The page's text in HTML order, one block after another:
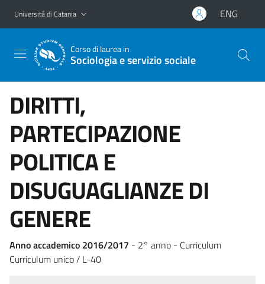
Vai al contenuto principale
Vai al menu di navigazione
Università di Catania ENG
Corso di laurea in
Sociologia e servizio sociale
DIRITTI,
PARTECIPAZIONE
POLITICA E
DISUGUAGLIANZE DI
GENERE
Anno accademico 2016/2017 - 2° anno - Curriculum
Curriculum unico / L-40